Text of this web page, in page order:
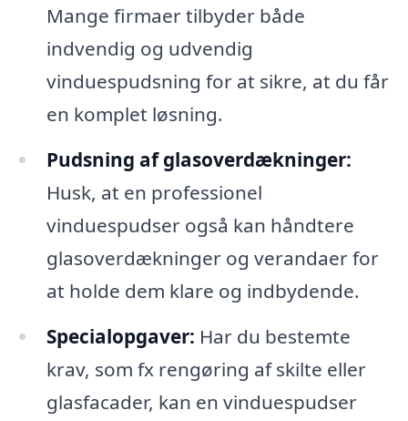
Mange firmaer tilbyder både
indvendig og udvendig
vinduespudsning for at sikre, at du får
en komplet løsning.
Pudsning af glasoverdækninger:
Husk, at en professionel
vinduespudser også kan håndtere
glasoverdækninger og verandaer for
at holde dem klare og indbydende.
Specialopgaver: Har du bestemte
krav, som fx rengøring af skilte eller
glasfacader, kan en vinduespudser